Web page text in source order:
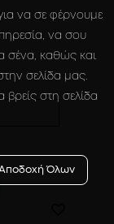
να σε φέρνουμε
να σου
σένα, καθώς και
σελίδα μας.
βρείς στη σελίδα
Όλων